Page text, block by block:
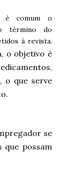
é comum o
término do
à revista.
o objetivo é
o que serve
se
que possam